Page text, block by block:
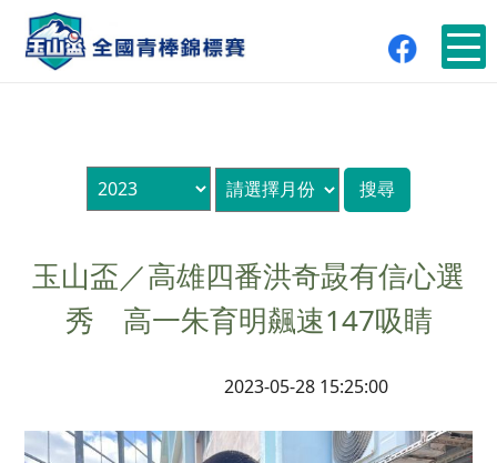
玉山盃／高雄四番洪奇晸有信心選
秀 高一朱育明飆速147吸睛
2023-05-28 15:25:00